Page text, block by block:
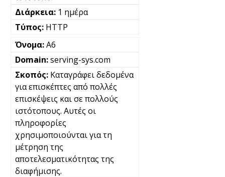
1 ημέρα
HTTP
A6
serving-sys.com
Καταγράφει δεδομένα
για επισκέπτες από πολλές
επισκέψεις και σε πολλούς
ιστότοπους. Αυτές οι
πληροφορίες
χρησιμοποιούνται για τη
μέτρηση της
αποτελεσματικότητας της
διαφήμισης.